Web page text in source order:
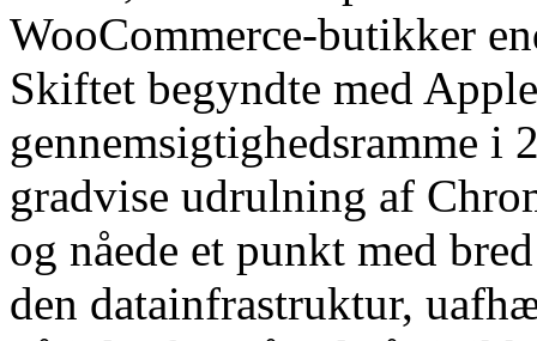
WooCommerce-butikker
Skiftet begyndte med
gennemsigtighedsramme i
gradvise udrulning af
og nåede et punkt med
den datainfrastruktur,